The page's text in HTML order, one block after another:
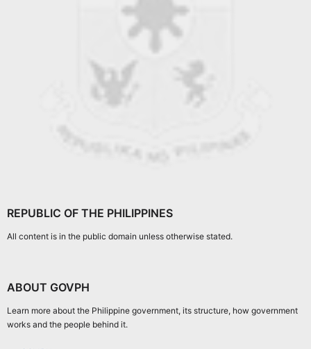
REPUBLIC OF THE PHILIPPINES
All content is in the public domain unless otherwise stated.
ABOUT GOVPH
Learn more about the Philippine government, its structure, how government
works and the people behind it.